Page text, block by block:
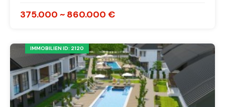
375.000 ~ 860.000 €
IMMOBILIEN ID: 2120